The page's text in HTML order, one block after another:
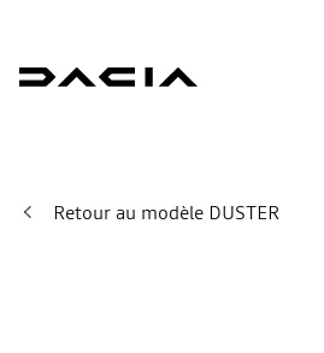
Retour au modèle DUSTER